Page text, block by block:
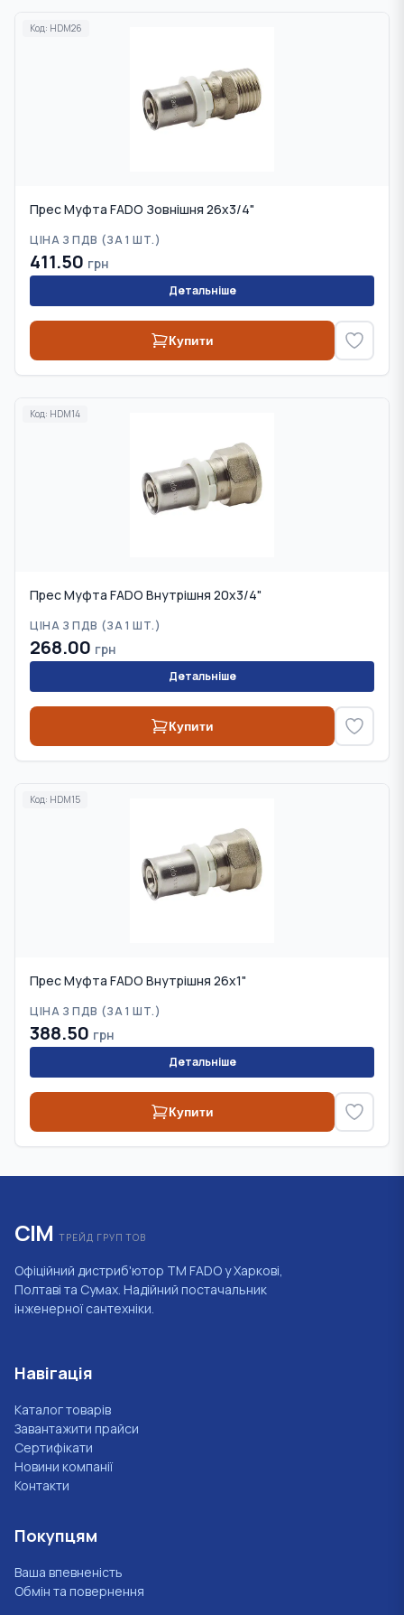
Код: HDM26
Прес Муфта FADO Зовнішня 26x3/4"
ЦІНА З ПДВ (ЗА 1 ШТ.)
411.50 грн
Детальніше
Купити
Код: HDM14
Прес Муфта FADO Внутрішня 20х3/4"
ЦІНА З ПДВ (ЗА 1 ШТ.)
268.00 грн
Детальніше
Купити
Код: HDM15
Прес Муфта FADO Внутрішня 26х1"
ЦІНА З ПДВ (ЗА 1 ШТ.)
388.50 грн
Детальніше
Купити
СІМ ТРЕЙД ГРУП ТОВ
Офіційний дистриб'ютор ТМ FADO у Харкові,
Полтаві та Сумах. Надійний постачальник
інженерної сантехніки.
Навігація
Каталог товарів
Завантажити прайси
Сертифікати
Новини компанії
Контакти
Покупцям
Ваша впевненість
Обмін та повернення